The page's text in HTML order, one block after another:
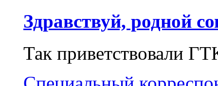
Здравствуй, родной
Так приветствовали